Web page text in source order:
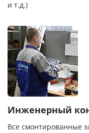
и т.д.)
Инженерный
Все смонтированные